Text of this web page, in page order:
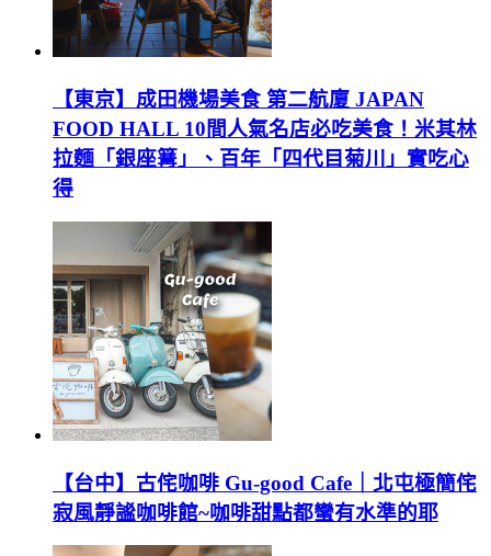
【東京】成田機場美食 第二航廈 JAPAN
FOOD HALL 10間人氣名店必吃美食！米其林
拉麵「銀座篝」、百年「四代目菊川」實吃心
得
【台中】古侘咖啡 Gu-good Cafe｜北屯極簡侘
寂風靜謐咖啡館~咖啡甜點都蠻有水準的耶